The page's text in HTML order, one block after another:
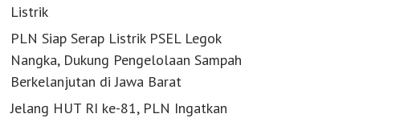
Listrik
PLN Siap Serap Listrik PSEL Legok
Nangka, Dukung Pengelolaan Sampah
Berkelanjutan di Jawa Barat
Jelang HUT RI ke-81, PLN Ingatkan